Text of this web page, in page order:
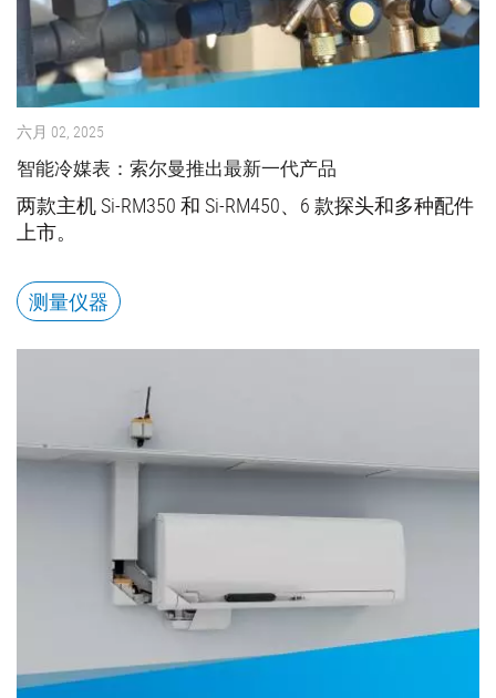
六月 02, 2025
智能冷媒表：索尔曼推出最新一代产品
两款主机 Si-RM350 和 Si-RM450、6 款探头和多种配件
上市。
测量仪器